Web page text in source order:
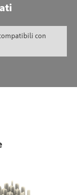
con